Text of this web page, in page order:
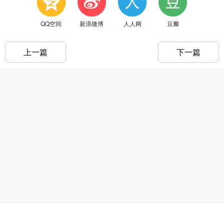
QQ空间 新浪微博 人人网 豆瓣
上一篇 下一篇